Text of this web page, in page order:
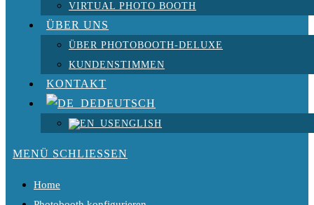
VIRTUAL PHOTO BOOTH
ÜBER UNS
ÜBER PHOTOBOOTH-DELUXE
KUNDENSTIMMEN
KONTAKT
DEUTSCH
ENGLISH
MENÜ SCHLIESSEN
Home